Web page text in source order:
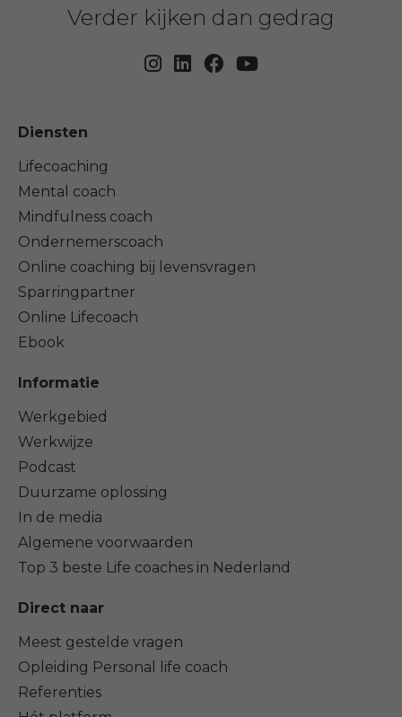
Verder kijken dan gedrag
Diensten
Lifecoaching
Mental coach
Mindfulness coach
Ondernemerscoach
Online coaching bij levensvragen
Sparringpartner
Online Lifecoach
Ebook
Informatie
Werkgebied
Werkwijze
Podcast
Duurzame oplossing
In de media
Algemene voorwaarden
Top 3 beste Life coaches in Nederland
Direct naar
Meest gestelde vragen
Opleiding Personal life coach
Referenties